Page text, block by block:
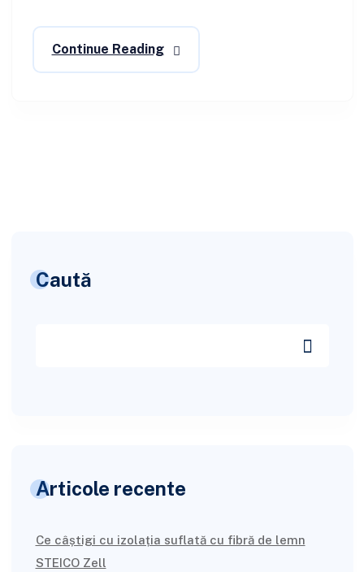
Continue Reading
Caută
Articole recente
Ce câștigi cu izolația suflată cu fibră de lemn
STEICO Zell